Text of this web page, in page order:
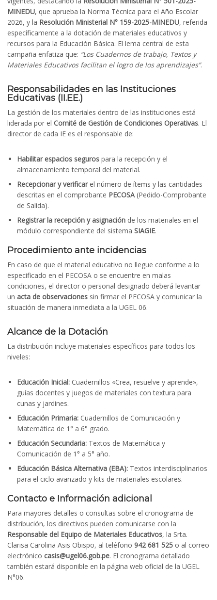
MINEDU, que aprueba la Norma Técnica para el Año Escolar
2026, y la Resolución Ministerial N° 159-2025-MINEDU, referida
específicamente a la dotación de materiales educativos y
recursos para la Educación Básica. El lema central de esta
campaña enfatiza que: “Los Cuadernos de trabajo, Textos y
Materiales Educativos facilitan el logro de los aprendizajes”.
Responsabilidades en las Instituciones
Educativas (II.EE.)
La gestión de los materiales dentro de las instituciones está
liderada por el Comité de Gestión de Condiciones Operativas. El
director de cada IE es el responsable de:
Habilitar espacios seguros para la recepción y el
almacenamiento temporal del material.
Recepcionar y verificarel número de ítems y las cantidades
descritas en el comprobante PECOSA(Pedido-Comprobante
de Salida).
Registrar la recepción y asignación de los materiales en el
módulo correspondiente del sistema SIAGIE.
Procedimiento ante incidencias
En caso de que el material educativo no llegue conforme a lo
especificado en el PECOSA o se encuentre en malas
condiciones, el director o personal designado deberá levantar
un acta de observaciones sin firmar el PECOSA y comunicar la
situación de manera inmediata a la UGEL 06.
Alcance de la Dotación
La distribución incluye materiales específicos para todos los
niveles:
Educación Inicial: Cuadernillos «Crea, resuelve y aprende»,
guías docentes y juegos de materiales con textura para
cunas y jardines.
Educación Primaria: Cuadernillos de Comunicación y
Matemática de 1° a 6° grado.
Educación Secundaria: Textos de Matemática y
Comunicación de 1° a 5° año.
Educación Básica Alternativa (EBA): Textos interdisciplinarios
para el ciclo avanzado y kits de materiales escolares.
Contacto e Información adicional
Para mayores detalles o consultas sobre el cronograma de
distribución, los directivos pueden comunicarse con la
Responsable del Equipo de Materiales Educativos, la Srta.
Clarisa Carolina Asis Obispo, al teléfono 942 681 525 o al correo
electrónico casis@ugel06.gob.pe. El cronograma detallado
también estará disponible en la página web oficial de la UGEL
N°06.